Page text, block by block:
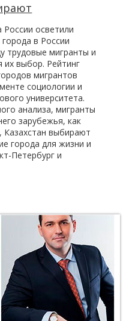
осветили
в России
трудовые мигранты и
их выбор. Рейтинг
мигрантов
социологии и
университета.
анализа, мигранты
зарубежья, как
Казахстан выбирают
города для жизни и
Петербург и